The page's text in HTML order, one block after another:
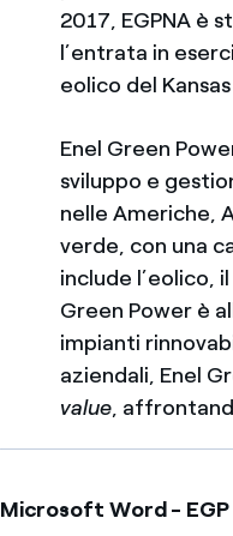
2017, EGPNA è
l’entrata in
eolico del
Enel Green
sviluppo e
nelle Americhe,
verde, con una
include l’eolico,
Green Power è
impianti
aziendali, Enel
value,
Microsoft Word - EGP